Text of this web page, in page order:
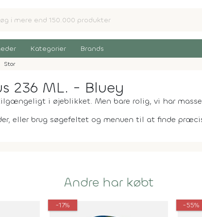
Kategorier Brands
Stor
236 ML. - Bluey
i øjeblikket. Men bare rolig, vi har
eller brug søgefeltet og menuen til at finde
Andre har købt
-17% -55%